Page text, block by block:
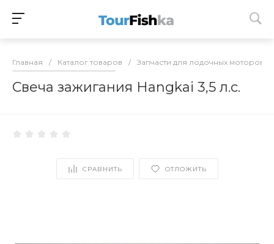
Главная / Каталог товаров / Запчасти для лодочных моторов
Свеча зажигания Hangkai 3,5 л.с.
СРАВНИТЬ ОТЛОЖИТЬ